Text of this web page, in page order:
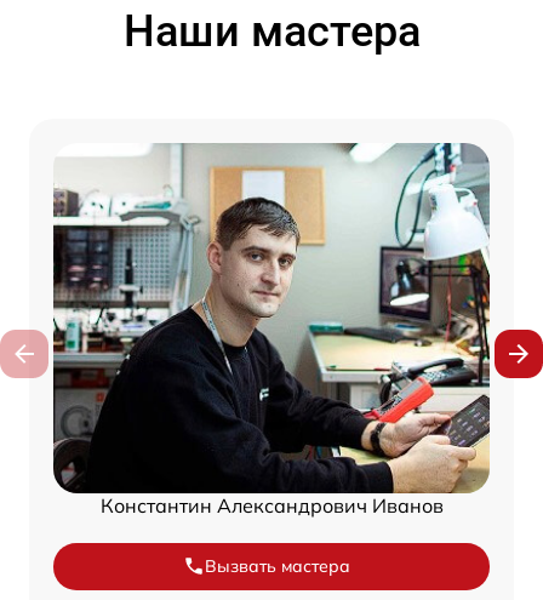
Наши мастера
Константин Александрович Иванов
Вызвать мастера